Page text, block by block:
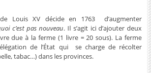
Louis XV décide en 1763 d’augmenter
c’est pas nouveau. Il s’agit ici d’ajouter deux
due à la ferme (1 livre = 20 sous). La ferme
de l’État qui se charge de récolter
tabac…) dans les provinces.